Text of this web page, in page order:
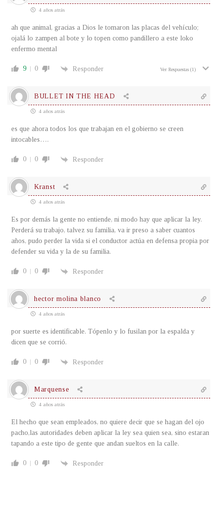
4 años atrás
ah que animal, gracias a Dios le tomaron las placas del vehículo;
ojalá lo zampen al bote y lo topen como pandillero a este loko
enfermo mental
9 0 Responder Ver Respuestas (1)
BULLET IN THE HEAD
4 años atrás
es que ahora todos los que trabajan en el gobierno se creen
intocables….
0 0 Responder
Kranst
4 años atrás
Es por demás la gente no entiende, ni modo hay que aplicar la ley.
Perderá su trabajo, talvez su familia, va ir preso a saber cuantos
años, pudo perder la vida si el conductor actúa en defensa propia por
defender su vida y la de su familia.
0 0 Responder
hector molina blanco
4 años atrás
por suerte es identificable. Tópenlo y lo fusilan por la espalda y
dicen que se corrió.
0 0 Responder
Marquense
4 años atrás
El hecho que sean empleados, no quiere decir que se hagan del ojo
pacho,las autoridades deben aplicar la ley sea quien sea, sino estaran
tapando a este tipo de gente que andan sueltos en la calle.
0 0 Responder